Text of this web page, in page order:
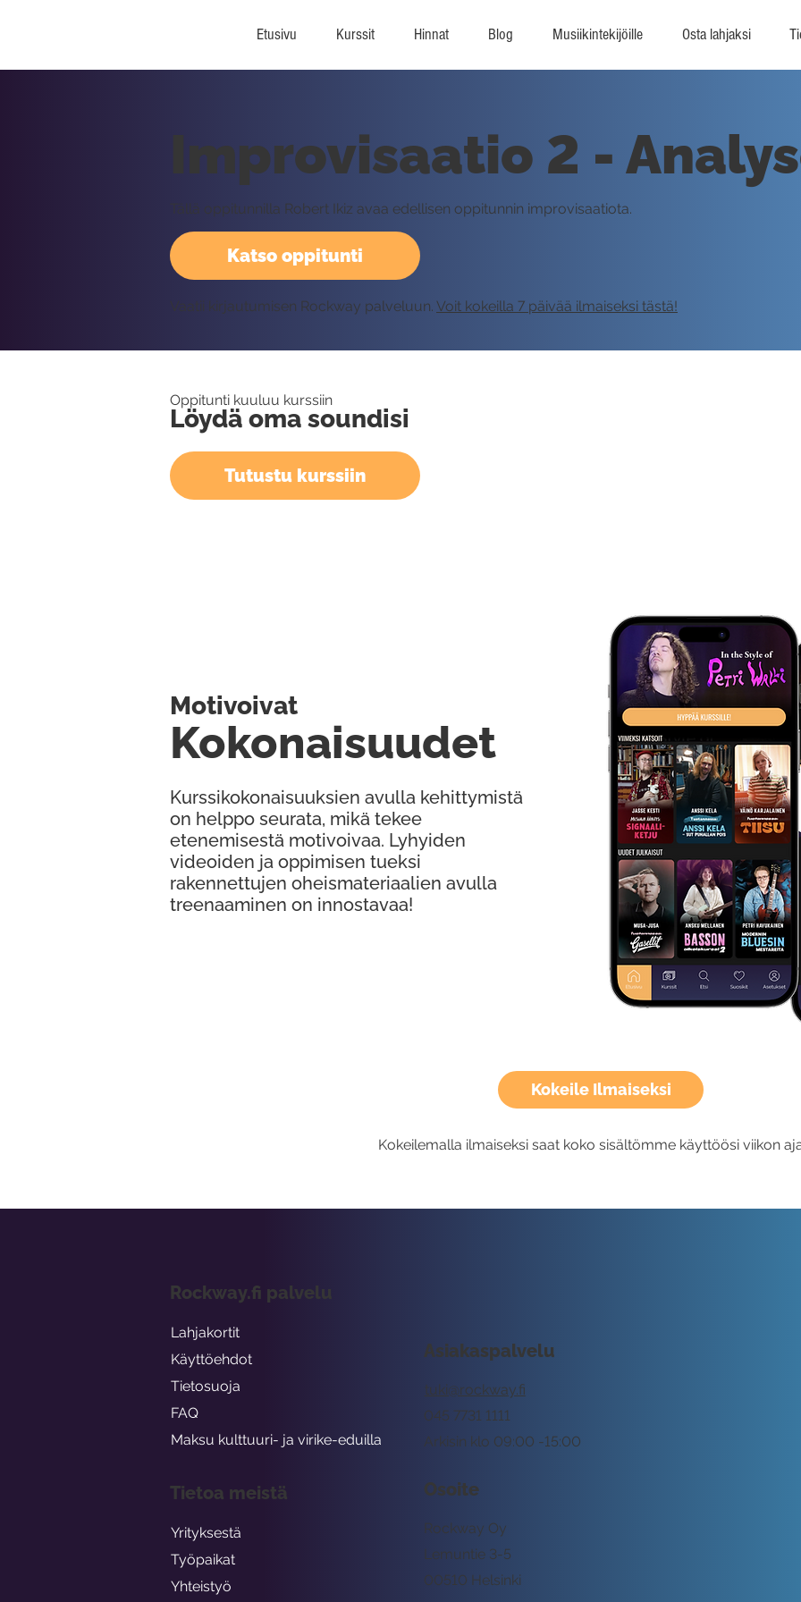
Etusivu Kurssit Hinnat Blog Musiikintekijöille Osta lahjaksi
Kokeile Ilmaiseksi
Kokeilemalla ilmaiseksi saat koko sisältömme käyttöösi viikon
Katso oppitunti
Improvisaatio 2 -
Tällä oppitunnilla Robert Ikiz avaa edellisen oppitunnin improvisaatiota.
Vaatii kirjautumisen Rockway palveluun. Voit kokeilla 7 päivää ilmaiseksi tästä!
Oppitunti kuuluu kurssiin
Löydä oma soundisi
Tutustu kurssiin
Kurssikokonaisuuksien avulla kehittymistä
on helppo seurata, mikä tekee
etenemisestä motivoivaa. Lyhyiden
videoiden ja oppimisen tueksi
rakennettujen oheismateriaalien avulla
treenaaminen on innostavaa!
Kokonaisuudet
Motivoivat
Asiakaspalvelu
tuki@rockway.fi
Arkisin klo 09:00 -15:00
045 7731 1111
Osoite
Rockway Oy
Lemuntie 3-5
00510 Helsinki
Rockway.fi palvelu
Lahjakortit
Käyttöehdot
Tietosuoja
FAQ
Maksu kulttuuri- ja virike-eduilla
Tietoa meistä
Yrityksestä
Työpaikat
Yhteistyö